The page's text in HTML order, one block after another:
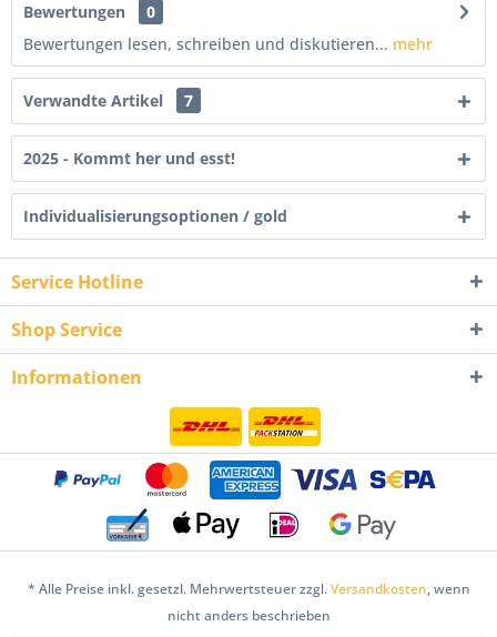
Bewertungen
0
Bewertungen lesen, schreiben und diskutieren... mehr
Verwandte Artikel 7
2025 - Kommt her und esst!
Individualisierungsoptionen / gold
Service Hotline
Shop Service
Informationen
* Alle Preise inkl. gesetzl. Mehrwertsteuer zzgl.Versandkosten, wenn
nicht anders beschrieben